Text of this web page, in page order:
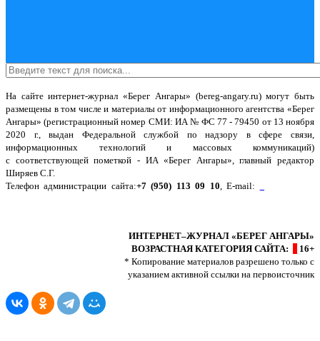
На сайте интернет-журнал«Берег Ангары» (bereg-angary.ru) могут быть
размещены в том числеи материалы от информационного агентства «Берег
Ангары» (регистрационный номер СМИ: ИА № ФС 77 - 79450 от 13 ноября
2020 г., выдан Федеральной службой по надзору в сфере связи,
информационных технологий и массовых коммуникаций)
с соответствующей пометкой - ИА «Берег Ангары», главный редактор
Ширяев С.Г.
Телефон администрации сайта:+7 (950) 113 09 10, E-mail:
ИНТЕРНЕТ–ЖУРНАЛ «БЕРЕГ АНГАРЫ»
ВОЗРАСТНАЯ КАТЕГОРИЯ САЙТА:
16+
* Копирование материалов разрешено только с
указанием активной ссылки на первоисточник